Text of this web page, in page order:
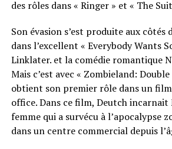
des rôles dans « Ringer » et « The
Son évasion s’est produite aux côtés
dans l’excellent « Everybody Wants
Linklater. et la comédie romantique
Mais c’est avec « Zombieland:
obtient son premier rôle dans un film
office. Dans ce film, Deutch incarnait
femme qui a survécu à l’apocalypse
dans un centre commercial depuis